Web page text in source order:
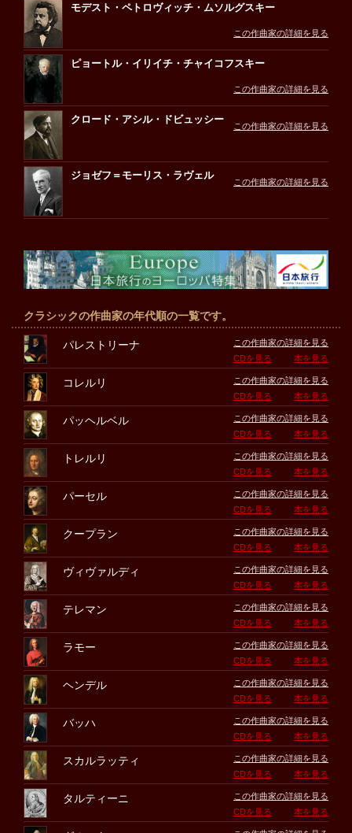
モデスト・ペトロヴィッチ・ムソルグスキー
この作曲家の詳細を見る
ピョートル・イリイチ・チャイコフスキー
この作曲家の詳細を見る
クロード・アシル・ドビュッシー
この作曲家の詳細を見る
ジョゼフ＝モーリス・ラヴェル
この作曲家の詳細を見る
クラシックの作曲家の年代順の一覧です。
パレストリーナ
この作曲家の詳細を見る
CDを見る
本を見る
コレルリ
この作曲家の詳細を見る
CDを見る
本を見る
パッヘルベル
この作曲家の詳細を見る
CDを見る
本を見る
トレルリ
この作曲家の詳細を見る
CDを見る
本を見る
パーセル
この作曲家の詳細を見る
CDを見る
本を見る
クープラン
この作曲家の詳細を見る
CDを見る
本を見る
ヴィヴァルディ
この作曲家の詳細を見る
CDを見る
本を見る
テレマン
この作曲家の詳細を見る
CDを見る
本を見る
ラモー
この作曲家の詳細を見る
CDを見る
本を見る
ヘンデル
この作曲家の詳細を見る
CDを見る
本を見る
バッハ
この作曲家の詳細を見る
CDを見る
本を見る
スカルラッティ
この作曲家の詳細を見る
CDを見る
本を見る
タルティーニ
この作曲家の詳細を見る
CDを見る
本を見る